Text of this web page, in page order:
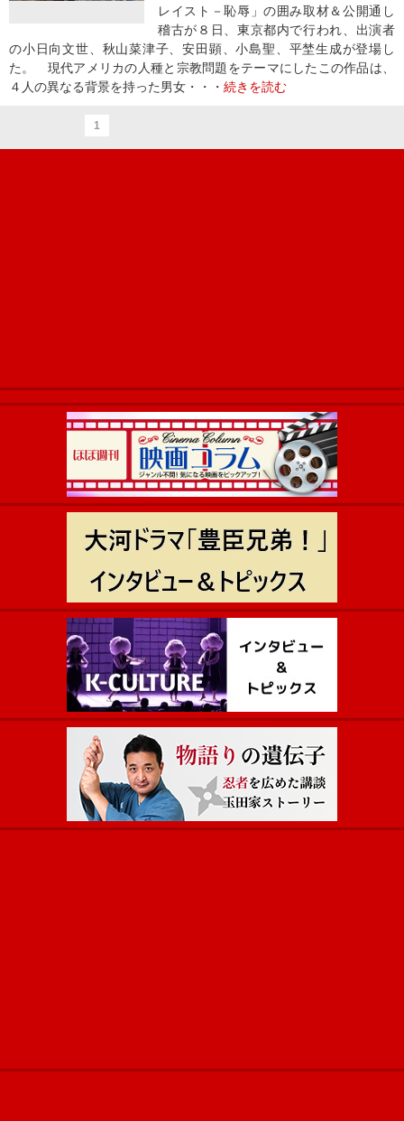
レイスト－恥辱」の囲み取材＆公開通し
稽古が８日、東京都内で行われ、出演者
の小日向文世、秋山菜津子、安田顕、小島聖、平埜生成が登場し
た。 現代アメリカの人種と宗教問題をテーマにしたこの作品は、
４人の異なる背景を持った男女・・・ 続きを読む
1